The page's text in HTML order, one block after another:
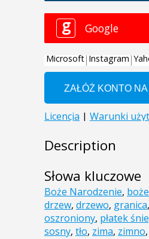
Description
Słowa kluczowe
Boże Narodzenie,
drzew, drzewo, granica,
oszroniony, płatek
sosny, tło, zima, zimno,